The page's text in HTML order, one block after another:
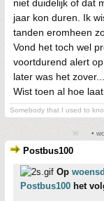
niet duidelijk of dat
jaar kon duren. Ik
tanden eromheen
Vond het toch wel
voortdurend alert
later was het
Wist toen al hoe
Somebody that I used to
•
Postbus100
Op
Postbus100 het